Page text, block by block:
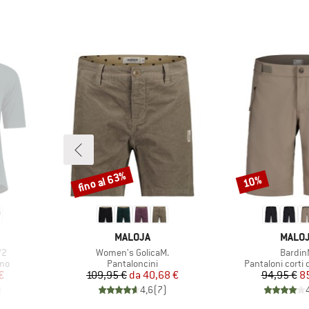
MARCHIO
MALOJA
Articolo
Women's GolicaM.
Gruppo di prodotti
Pantaloncini
Prezzo
109,95 € Prezzo ridotto
da 40,68 €
4,6(7)
Sconto
fino al 63%
Articolo
Gruppo di
Pantaloni corti
94,95 €
Sconto
10%